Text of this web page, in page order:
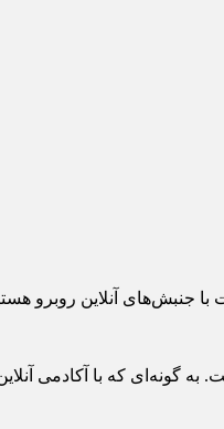
جنبش‌های آنلاین روبرو
گونه‌ای که با آکادمی